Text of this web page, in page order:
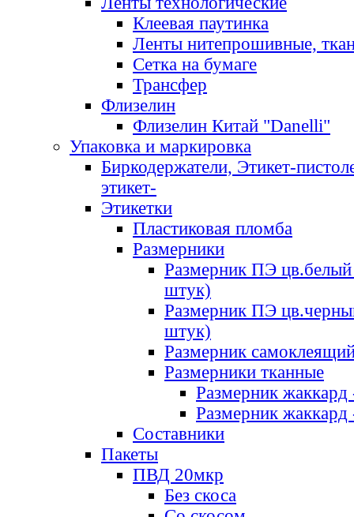
Клеевая паутинка
Ленты нитепрошивные,
Сетка на бумаге
Трансфер
Флизелин
Флизелин Китай "Danelli"
Упаковка и маркировка
Биркодержатели, Этикет-
этикет-
Этикетки
Пластиковая пломба
Размерники
Размерник ПЭ цв.белый
штук)
Размерник ПЭ
штук)
Размерник
Размерники тканные
Размерник
Размерник
Составники
Пакеты
ПВД 20мкр
Без скоса